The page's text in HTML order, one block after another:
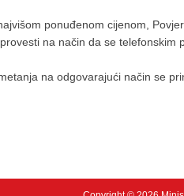
ponuđenom cijenom,
na način da se
na odgovarajući način se